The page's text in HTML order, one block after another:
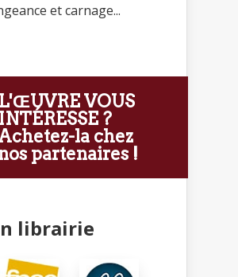
et carnage...
L'ŒUVRE VOUS
INTÉRESSE ?
la chez
partenaires !
librairie